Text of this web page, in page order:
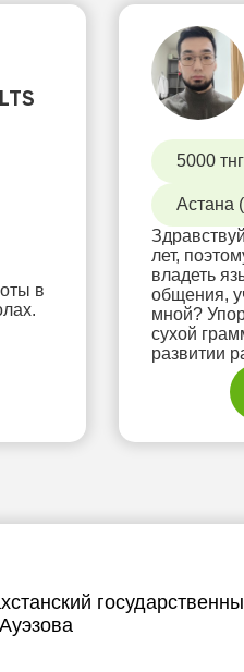
в
5000
Астана
лет,
владеть
общения,
мной?
сухой
развитии